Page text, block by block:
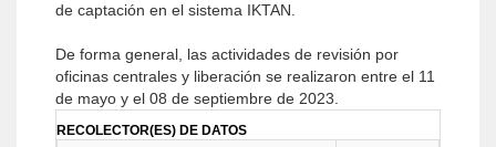
de captación en el sistema IKTAN.
De forma general, las actividades de revisión por
oficinas centrales y liberación se realizaron entre el 11
de mayo y el 08 de septiembre de 2023.
RECOLECTOR(ES) DE DATOS